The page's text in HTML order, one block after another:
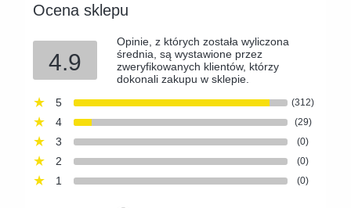
Ocena sklepu
4.9
Opinie, z których została wyliczona
średnia, są wystawione przez
zweryfikowanych klientów, którzy
dokonali zakupu w sklepie.
5
(312)
4 (29)
3 (0)
2 (0)
1 (0)